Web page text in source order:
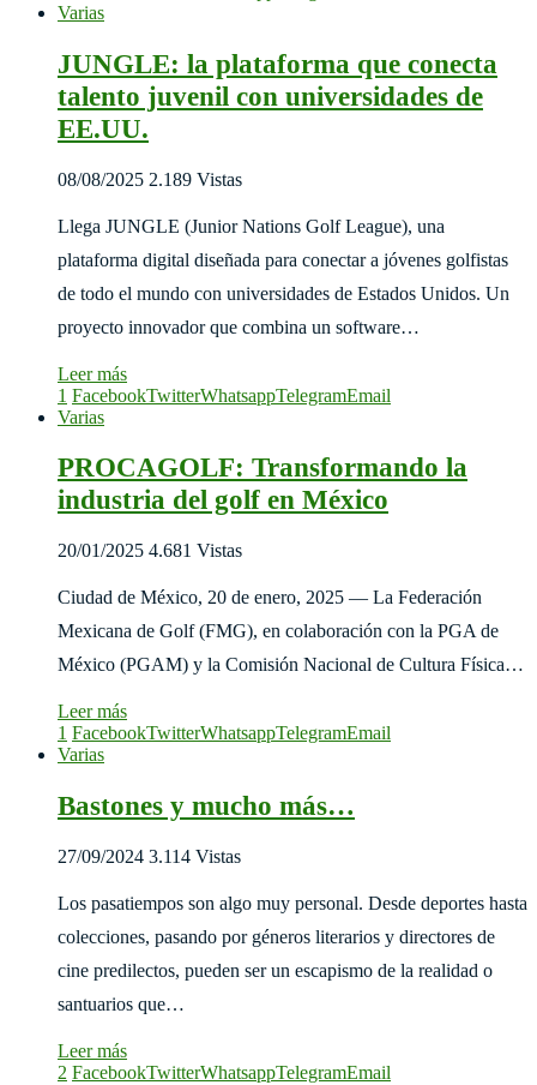
Varias
JUNGLE: la plataforma que conecta
talento juvenil con universidades de
EE.UU.
08/08/2025 2.189 Vistas
Llega JUNGLE (Junior Nations Golf League), una
plataforma digital diseñada para conectar a jóvenes golfistas
de todo el mundo con universidades de Estados Unidos. Un
proyecto innovador que combina un software…
Leer más
1 FacebookTwitterWhatsappTelegramEmail
Varias
PROCAGOLF: Transformando la
industria del golf en México
20/01/2025 4.681 Vistas
Ciudad de México, 20 de enero, 2025 — La Federación
Mexicana de Golf (FMG), en colaboración con la PGA de
México (PGAM) y la Comisión Nacional de Cultura Física…
Leer más
1 FacebookTwitterWhatsappTelegramEmail
Varias
Bastones y mucho más…
27/09/2024 3.114 Vistas
Los pasatiempos son algo muy personal. Desde deportes hasta
colecciones, pasando por géneros literarios y directores de
cine predilectos, pueden ser un escapismo de la realidad o
santuarios que…
Leer más
2 FacebookTwitterWhatsappTelegramEmail